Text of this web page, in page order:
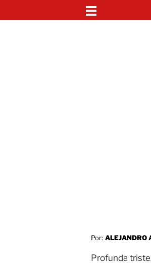
Por: ALEJANDRO
Profunda